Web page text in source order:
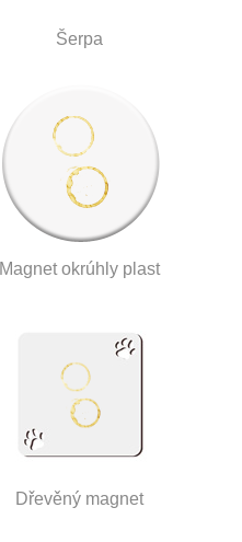
Šerpa
Magnet okrúhly plast
Dřevěný magnet